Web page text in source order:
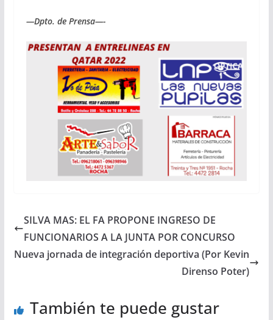
—Dpto. de Prensa—-
SILVA MAS: EL FA PROPONE INGRESO DE
FUNCIONARIOS A LA JUNTA POR CONCURSO
Nueva jornada de integración deportiva (Por Kevin
Direnso Poter)
También te puede gustar